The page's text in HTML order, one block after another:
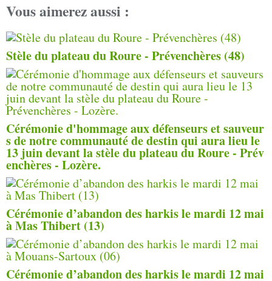
Vous aimerez aussi :
Stèle du plateau du Roure - Prévenchères (48)
Cérémonie d'hommage aux défenseurs et sauveur
s de notre communauté de destin qui aura lieu le
13 juin devant la stèle du plateau du Roure - Prév
enchères - Lozère.
Cérémonie d’abandon des harkis le mardi 12 mai
à Mas Thibert (13)
Cérémonie d’abandon des harkis le mardi 12 mai